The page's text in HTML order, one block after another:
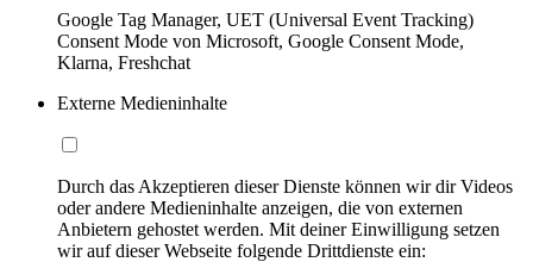
Google Tag Manager, UET (Universal Event Tracking)
Consent Mode von Microsoft, Google Consent Mode,
Klarna, Freshchat
Externe Medieninhalte
Durch das Akzeptieren dieser Dienste können wir dir Videos
oder andere Medieninhalte anzeigen, die von externen
Anbietern gehostet werden. Mit deiner Einwilligung setzen
wir auf dieser Webseite folgende Drittdienste ein: